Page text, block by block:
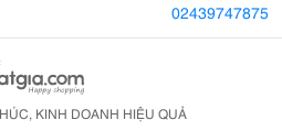
02439747875
KINH DOANH HIỆU QUẢ